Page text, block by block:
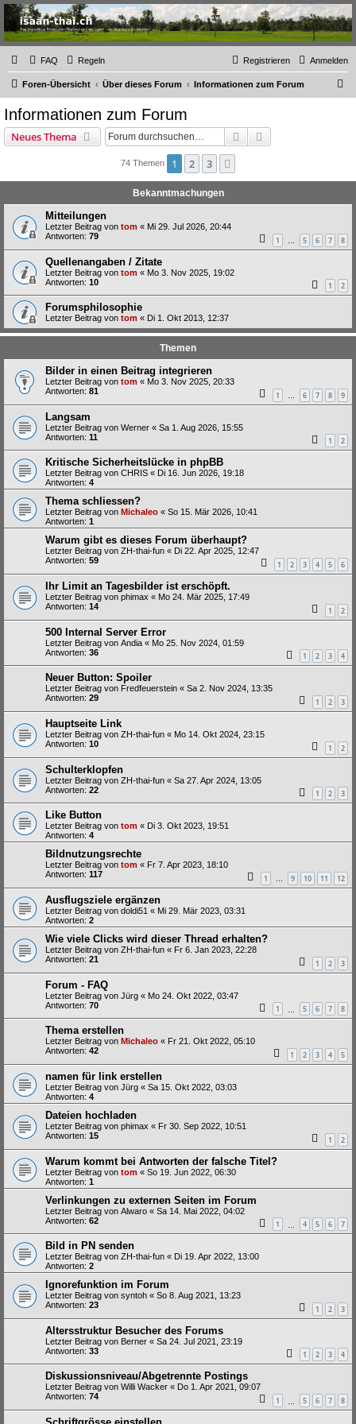
Thailand & Isaan Forum
- isaan-thai.ch
Das freundliche Forum über Thailand und den Isaan - von Membern für Member
FAQ Regeln Anmelden
Registrieren
Foren-Übersicht Über dieses Forum Informationen zum Forum
Informationen zum Forum
Neues Thema Suche
74 Themen 1 2 3
Bekanntmachungen
Mitteilungen
Letzter Beitrag von tom « Mi 29. Jul 2026, 20:44
Antworten: 79 1 … 5 6 7 8
Quellenangaben / Zitate
Letzter Beitrag von tom « Mo 3. Nov 2025, 19:02
Antworten: 10 1 2
Forumsphilosophie
Letzter Beitrag von tom « Di 1. Okt 2013, 12:37
Themen
Bilder in einen Beitrag integrieren
Letzter Beitrag von tom « Mo 3. Nov 2025, 20:33
Antworten: 81 1 … 6 7 8 9
Langsam
Letzter Beitrag von Werner « Sa 1. Aug 2026, 15:55
Antworten: 11 1 2
Kritische Sicherheitslücke in phpBB
Letzter Beitrag von CHRIS « Di 16. Jun 2026, 19:18
Antworten: 4
Thema schliessen?
Letzter Beitrag von Michaleo « So 15. Mär 2026, 10:41
Antworten: 1
Warum gibt es dieses Forum überhaupt?
Letzter Beitrag von ZH-thai-fun « Di 22. Apr 2025, 12:47
Antworten: 59 1 2 3 4 5 6
Ihr Limit an Tagesbilder ist erschöpft.
Letzter Beitrag von phimax « Mo 24. Mär 2025, 17:49
Antworten: 14 1 2
500 Internal Server Error
Letzter Beitrag von Andia « Mo 25. Nov 2024, 01:59
Antworten: 36 1 2 3 4
Neuer Button: Spoiler
Letzter Beitrag von Fredfeuerstein « Sa 2. Nov 2024, 13:35
Antworten: 29 1 2 3
Hauptseite Link
Letzter Beitrag von ZH-thai-fun « Mo 14. Okt 2024, 23:15
Antworten: 10 1 2
Schulterklopfen
Letzter Beitrag von ZH-thai-fun « Sa 27. Apr 2024, 13:05
Antworten: 22 1 2 3
Like Button
Letzter Beitrag von tom « Di 3. Okt 2023, 19:51
Antworten: 4
Bildnutzungsrechte
Letzter Beitrag von tom « Fr 7. Apr 2023, 18:10
Antworten: 117 1 … 9 10 11 12
Ausflugsziele ergänzen
Letzter Beitrag von doldi51 « Mi 29. Mär 2023, 03:31
Antworten: 2
Wie viele Clicks wird dieser Thread erhalten?
Letzter Beitrag von ZH-thai-fun « Fr 6. Jan 2023, 22:28
Antworten: 21 1 2 3
Forum - FAQ
Letzter Beitrag von Jürg « Mo 24. Okt 2022, 03:47
Antworten: 70 1 5 6 7 8
Thema erstellen
Letzter Beitrag von Michaleo « Fr 21. Okt 2022, 05:10
Antworten: 42 1 2 3 4 5
namen für link erstellen
Letzter Beitrag von Jürg « Sa 15. Okt 2022, 03:03
Antworten: 4
Dateien hochladen
Letzter Beitrag von phimax « Fr 30. Sep 2022, 10:51
Antworten: 15 1 2
Warum kommt bei Antworten der falsche Titel?
Letzter Beitrag von tom « So 19. Jun 2022, 06:30
Antworten: 1
Verlinkungen zu externen Seiten im Forum
Letzter Beitrag von Alwaro « Sa 14. Mai 2022, 04:02
Antworten: 62 1 4 5 6 7
Bild in PN senden
Letzter Beitrag von ZH-thai-fun « Di 19. Apr 2022, 13:00
Antworten: 2
Ignorefunktion im Forum
Letzter Beitrag von syntoh « So 8. Aug 2021, 13:23
Antworten: 23 1 2 3
Altersstruktur Besucher des Forums
Letzter Beitrag von Berner « Sa 24. Jul 2021, 23:19
Antworten: 33 1 2 3 4
Diskussionsniveau/Abgetrennte Postings
Letzter Beitrag von Willi Wacker « Do 1. Apr 2021, 09:07
Antworten: 74 1 5 6 7 8